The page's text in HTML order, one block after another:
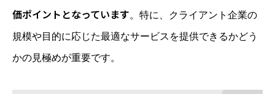
価ポイントとなっています。特に、クライアント企業の
規模や目的に応じた最適なサービスを提供できるかどう
かの見極めが重要です。